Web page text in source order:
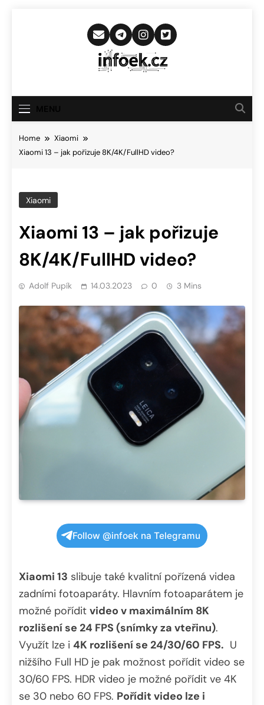
Infoek.cz
Novinkám
Home
Xiaomi
Xiaomi 13 – jak pořizuje 8K/4K/FullHD video?
Xiaomi
Xiaomi 13 – jak pořizuje
8K/4K/FullHD video?
Adolf Pupík 14.03.2023 0 3 Mins
Follow @infoek na Telegramu
Xiaomi 13 slibuje také kvalitní pořízená videa
zadními fotoaparáty. Hlavním fotoaparátem je
možné pořídit video v maximálním 8K
rozlišení se 24 FPS (snímky za vteřinu).
Využít lze i 4K rozlišení se 24/30/60 FPS. U
nižšího Full HD je pak možnost pořídit video se
30/60 FPS. HDR video je možné pořídit ve 4K
se 30 nebo 60 FPS. Pořídit video lze i